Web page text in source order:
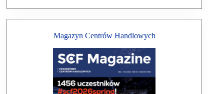
Magazyn Centrów Handlowych